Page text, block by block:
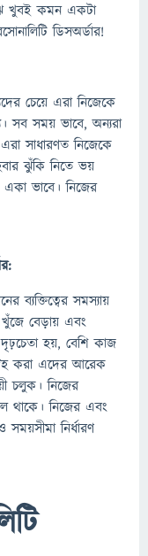
খুবই কমন একটা
ডিসঅর্ডার!
চেয়ে এরা নিজেকে
সব সময় ভাবে, অন্যরা
এরা সাধারণত নিজেকে
ঝুঁকি নিতে ভয়
ভাবে। নিজের
ব্যক্তিত্বের সমস্যায়
খুঁজে বেড়ায় এবং
হয়, বেশি কাজ
করা এদের আরেক
চলুক। নিজের
থাকে। নিজের এবং
নির্ধারণ